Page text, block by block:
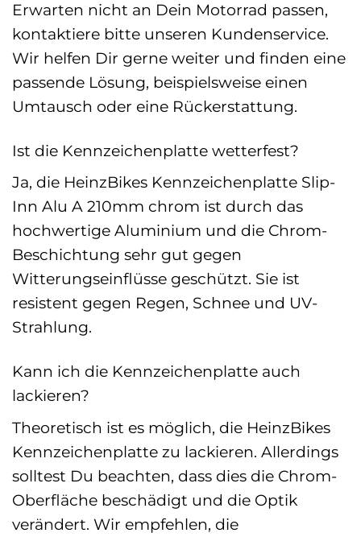
Erwarten nicht an Dein Motorrad passen,
kontaktiere bitte unseren Kundenservice.
Wir helfen Dir gerne weiter und finden eine
passende Lösung, beispielsweise einen
Umtausch oder eine Rückerstattung.
Ist die Kennzeichenplatte wetterfest?
Ja, die HeinzBikes Kennzeichenplatte Slip-
Inn Alu A 210mm chrom ist durch das
hochwertige Aluminium und die Chrom-
Beschichtung sehr gut gegen
Witterungseinflüsse geschützt. Sie ist
resistent gegen Regen, Schnee und UV-
Strahlung.
Kann ich die Kennzeichenplatte auch
lackieren?
Theoretisch ist es möglich, die HeinzBikes
Kennzeichenplatte zu lackieren. Allerdings
solltest Du beachten, dass dies die Chrom-
Oberfläche beschädigt und die Optik
verändert. Wir empfehlen, die